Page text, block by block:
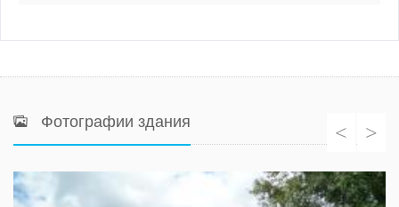
Фотографии здания < >